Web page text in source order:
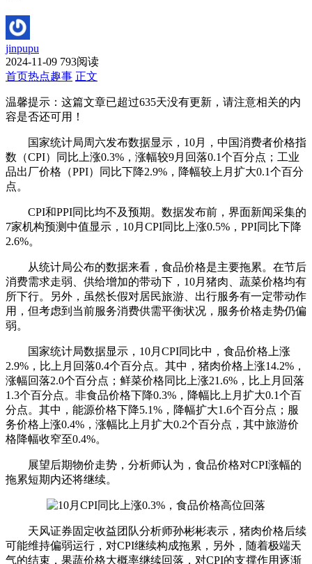
jinpupu
2024-11-09 793阅读
首页热点趣事 正文
温馨提示：这篇文章已超过635天没有更新，请注意相关的内
容是否还可用！
国家统计局周六发布数据显示，10月，中国消费者价格指
数（CPI）同比上涨0.3%，涨幅较9月回落0.1个百分点；工业
品出厂价格（PPI）同比下降2.9%，降幅较上月扩大0.1个百分
点。
CPI和PPI同比均不及预期。数据发布前，界面新闻采集的
7家机构预测中值显示，10月CPI同比上涨0.5%，PPI同比下降
2.6%。
从统计局公布的数据来看，食品价格是主要拖累。在节后
消费需求走弱、供给增加的带动下，10月猪肉、蔬菜价格均有
所下行。另外，虽然长假对居民旅游、出行服务有一定带动作
用，但考虑到当前服务消费供需平衡状况，服务价格走势仍偏
弱。
国家统计局数据显示，10月CPI同比中，食品价格上涨
2.9%，比上月回落0.4个百分点。其中，猪肉价格上涨14.2%，
涨幅回落2.0个百分点；鲜菜价格同比上涨21.6%，比上月回落
1.3个百分点。非食品价格下降0.3%，降幅比上月扩大0.1个百
分点。其中，能源价格下降5.1%，降幅扩大1.6个百分点；服
务价格上涨0.4%，涨幅比上月扩大0.2个百分点，其中旅游价
格降幅收窄至0.4%。
展望后期物价走势，分析师认为，食品价格对CPI涨幅的
拖累短期内还将继续。
天风证券固定收益团队分析师孙彬彬表示，猪肉价格后续
可能维持偏弱运行，对CPI继续构成拖累，另外，随着极端天
气的结束，果蔬价格大概率继续回落，对CPI的支撑作用逐渐